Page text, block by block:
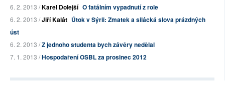
6. 2. 2013 /Karel Dolejší O fatálním vypadnutí z role
6. 2. 2013 /Jiří Kalát Útok v Sýrii: Zmatek a silácká slova prázdných
úst
6. 2. 2013 /Z jednoho studenta bych závěry nedělal
7. 1. 2013 /Hospodaření OSBL za prosinec 2012